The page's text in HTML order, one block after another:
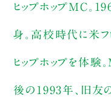
ヒップホップMC。
身。高校時代に米
ヒップホップを体験
後の1993年、旧友